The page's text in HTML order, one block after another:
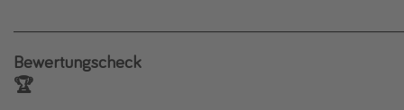
Bewertungscheck
🏆